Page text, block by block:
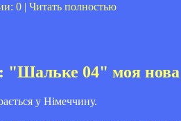
0 Читать полностью
"Шальке 04" моя
у Німеччину.